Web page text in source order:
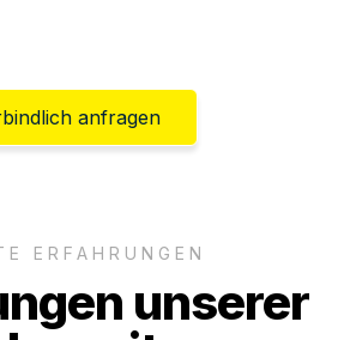
anfragen
ERFAHRUNGEN
unserer